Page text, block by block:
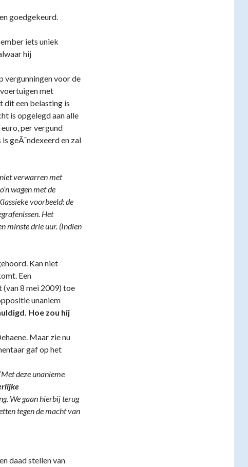
goedgekeurd.
iets uniek
hij
vergunningen voor de
met
dit een belasting is
is opgelegd aan alle
per vergund
geÃ¯ndexeerd en zal
verwarren met
wagen met de
voorbeeld: de
Het
minste drie uur. (Indien
Kan niet
Een
(van 8 mei 2009) toe
unaniem
Hoe zou hij
Maar zie nu
gaf op het
Met deze unanieme
We gaan hierbij terug
tegen de macht van
daad stellen van